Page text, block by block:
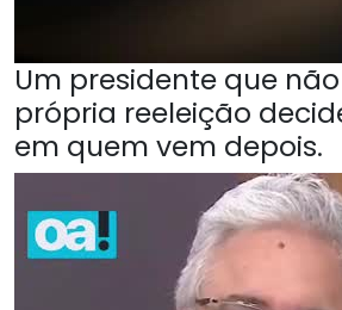
Um presidente que
própria reeleição
em quem vem depois.